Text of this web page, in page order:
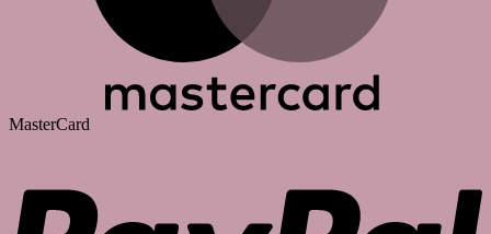
MasterCard